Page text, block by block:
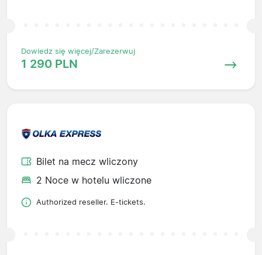
Dowiedz się więcej/Zarezerwuj
1 290 PLN
Bilet na mecz wliczony
2 Noce w hotelu wliczone
Authorized reseller. E-tickets.